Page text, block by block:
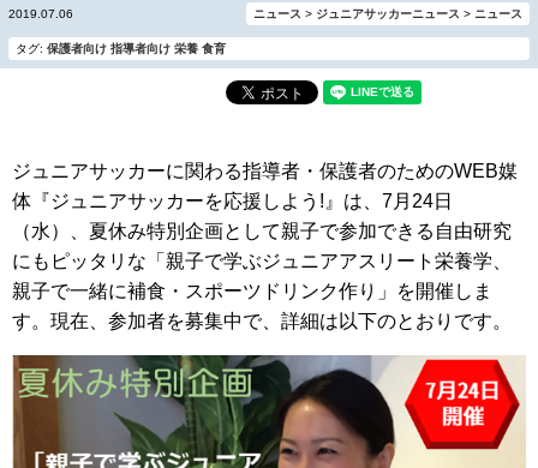
2019.07.06 ニュース > ジュニアサッカーニュース > ニュース
タグ: 保護者向け 指導者向け 栄養 食育
ジュニアサッカーに関わる指導者・保護者のためのWEB媒
体『ジュニアサッカーを応援しよう!』は、7月24日
（水）、夏休み特別企画として親子で参加できる自由研究
にもピッタリな「親子で学ぶジュニアアスリート栄養学、
親子で一緒に補食・スポーツドリンク作り」を開催しま
す。現在、参加者を募集中で、詳細は以下のとおりです。